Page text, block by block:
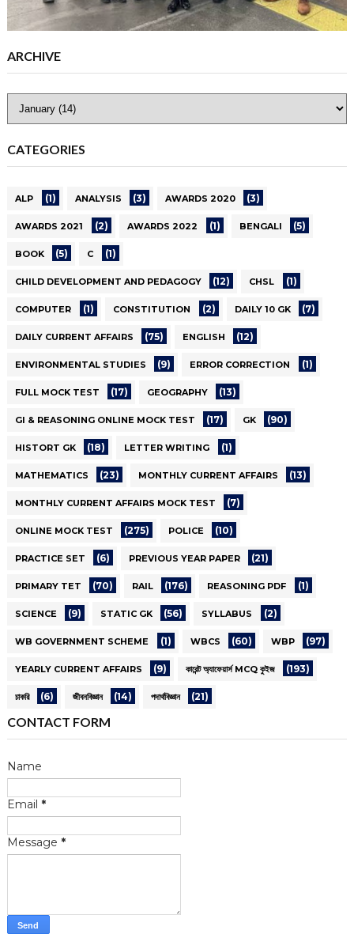
ARCHIVE
CATEGORIES
ALP (1) ANALYSIS (3) AWARDS 2020 (3)
AWARDS 2021 (2) AWARDS 2022 (1) BENGALI (5)
BOOK (5) C (1)
CHILD DEVELOPMENT AND PEDAGOGY (12) CHSL (1)
COMPUTER (1) CONSTITUTION (2) DAILY 10 GK (7)
DAILY CURRENT AFFAIRS (75) ENGLISH (12)
ENVIRONMENTAL STUDIES (9) ERROR CORRECTION (1)
FULL MOCK TEST (17) GEOGRAPHY (13)
GI & REASONING ONLINE MOCK TEST (17) GK (90)
HISTORT GK (18) LETTER WRITING (1)
MATHEMATICS (23) MONTHLY CURRENT AFFAIRS (13)
MONTHLY CURRENT AFFAIRS MOCK TEST (7)
ONLINE MOCK TEST (275) POLICE (10)
PRACTICE SET (6) PREVIOUS YEAR PAPER (21)
PRIMARY TET (70) RAIL (176) REASONING PDF (1)
SCIENCE (9) STATIC GK (56) SYLLABUS (2)
WB GOVERNMENT SCHEME (1) WBCS (60) WBP (97)
YEARLY CURRENT AFFAIRS (9) কারেন্ট অ্যাফেয়ার্স MCQ কুইজ (193)
চাকরি (6) জীবনবিজ্ঞান (14) পদার্থবিজ্ঞান (21)
CONTACT FORM
Name
Email *
Message *